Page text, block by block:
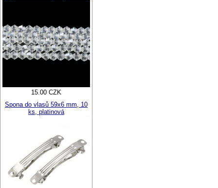
15.00 CZK
Spona do vlasů 59x6 mm, 10
ks, platinová